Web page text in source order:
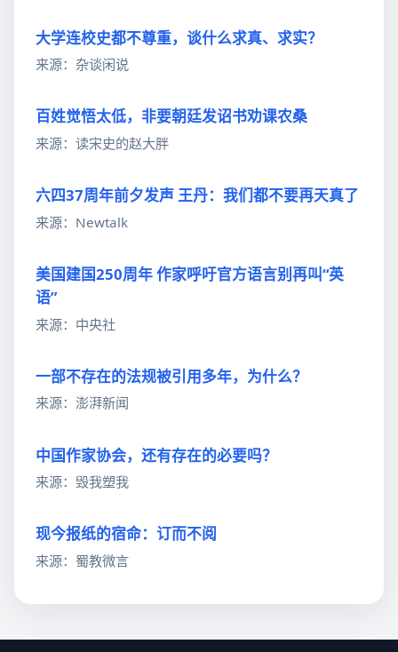
大学连校史都不尊重，谈什么求真、求实？
来源：杂谈闲说
百姓觉悟太低，非要朝廷发诏书劝课农桑
来源：读宋史的赵大胖
六四37周年前夕发声 王丹：我们都不要再天真了
来源：Newtalk
美国建国250周年 作家呼吁官方语言别再叫“英
语”
来源：中央社
一部不存在的法规被引用多年，为什么？
来源：澎湃新闻
中国作家协会，还有存在的必要吗？
来源：毁我塑我
现今报纸的宿命：订而不阅
来源：蜀教微言